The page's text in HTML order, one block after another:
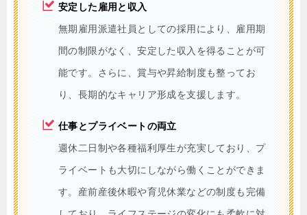
安定した雇用と収入
無期雇用派遣社員としての採用により、雇用期
間の制限がなく、安定した収入を得ることが可
能です。さらに、賞与や昇給制度も整ってお
り、長期的なキャリア形成を支援します。
仕事とプライベートの両立
週休二日制や各種福利厚生が充実しており、プ
ライベートも大切にしながら働くことができま
す。産前産後休暇や育児休業などの制度も完備